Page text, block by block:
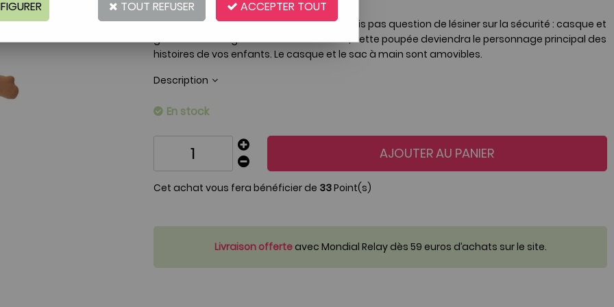
Réf. :AR0002636
Liza est prête pour une sortie enrollers, mais pas question de lésiner sur la sécurité : casque et
genouillères obligatoires! Trèstendance, cette poupée deviendra le personnage principal des
histoires de vos enfants. Le casque et le sac à main sont amovibles.
Description
En stock
AJOUTER AU PANIER
Cet achat vous fera bénéficier de 33Point(s)
Livraison offerteavec Mondial Relay dès 59 euros d’achats sur le site.
TOUT REFUSER ACCEPTER TOUT